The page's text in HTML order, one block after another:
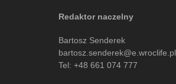
Redaktor naczelny
Bartosz Senderek
bartosz.senderek@e.wroclife.pl
Tel: +48 661 074 777